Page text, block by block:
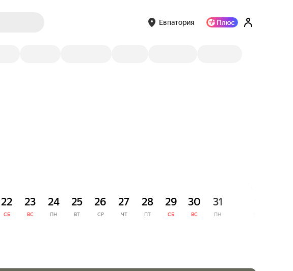
Евпатория
22
СБ
23
ВС
24
ПН
25
ВТ
26
СР
27
ЧТ
28
ПТ
29
СБ
30
ВС
31
ПН